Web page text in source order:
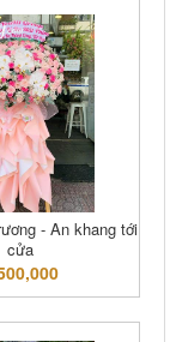
- An khang tới
cửa